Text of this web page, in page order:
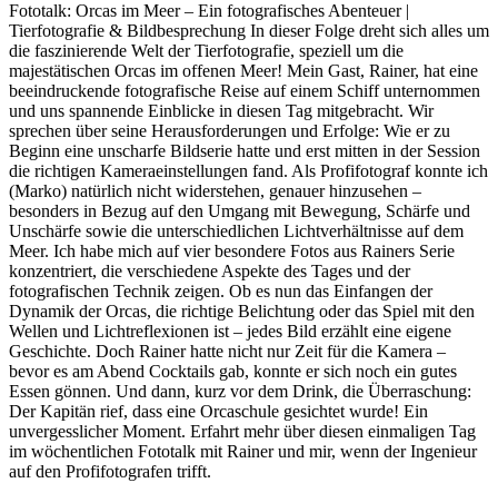
Fototalk: Orcas im Meer – Ein fotografisches Abenteuer |
Tierfotografie & Bildbesprechung In dieser Folge dreht sich alles um
die faszinierende Welt der Tierfotografie, speziell um die
majestätischen Orcas im offenen Meer! Mein Gast, Rainer, hat eine
beeindruckende fotografische Reise auf einem Schiff unternommen
und uns spannende Einblicke in diesen Tag mitgebracht. Wir
sprechen über seine Herausforderungen und Erfolge: Wie er zu
Beginn eine unscharfe Bildserie hatte und erst mitten in der Session
die richtigen Kameraeinstellungen fand. Als Profifotograf konnte ich
(Marko) natürlich nicht widerstehen, genauer hinzusehen –
besonders in Bezug auf den Umgang mit Bewegung, Schärfe und
Unschärfe sowie die unterschiedlichen Lichtverhältnisse auf dem
Meer. Ich habe mich auf vier besondere Fotos aus Rainers Serie
konzentriert, die verschiedene Aspekte des Tages und der
fotografischen Technik zeigen. Ob es nun das Einfangen der
Dynamik der Orcas, die richtige Belichtung oder das Spiel mit den
Wellen und Lichtreflexionen ist – jedes Bild erzählt eine eigene
Geschichte. Doch Rainer hatte nicht nur Zeit für die Kamera –
bevor es am Abend Cocktails gab, konnte er sich noch ein gutes
Essen gönnen. Und dann, kurz vor dem Drink, die Überraschung:
Der Kapitän rief, dass eine Orcaschule gesichtet wurde! Ein
unvergesslicher Moment. Erfahrt mehr über diesen einmaligen Tag
im wöchentlichen Fototalk mit Rainer und mir, wenn der Ingenieur
auf den Profifotografen trifft.